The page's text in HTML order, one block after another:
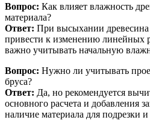
Вопрос: Как влияет влажность
материала?
Ответ: При высыхании древесина
привести к изменению линейных
важно учитывать начальную
Вопрос: Нужно ли учитывать
бруса?
Ответ: Да, но рекомендуется
основного расчета и добавления
наличие материала для подрезки